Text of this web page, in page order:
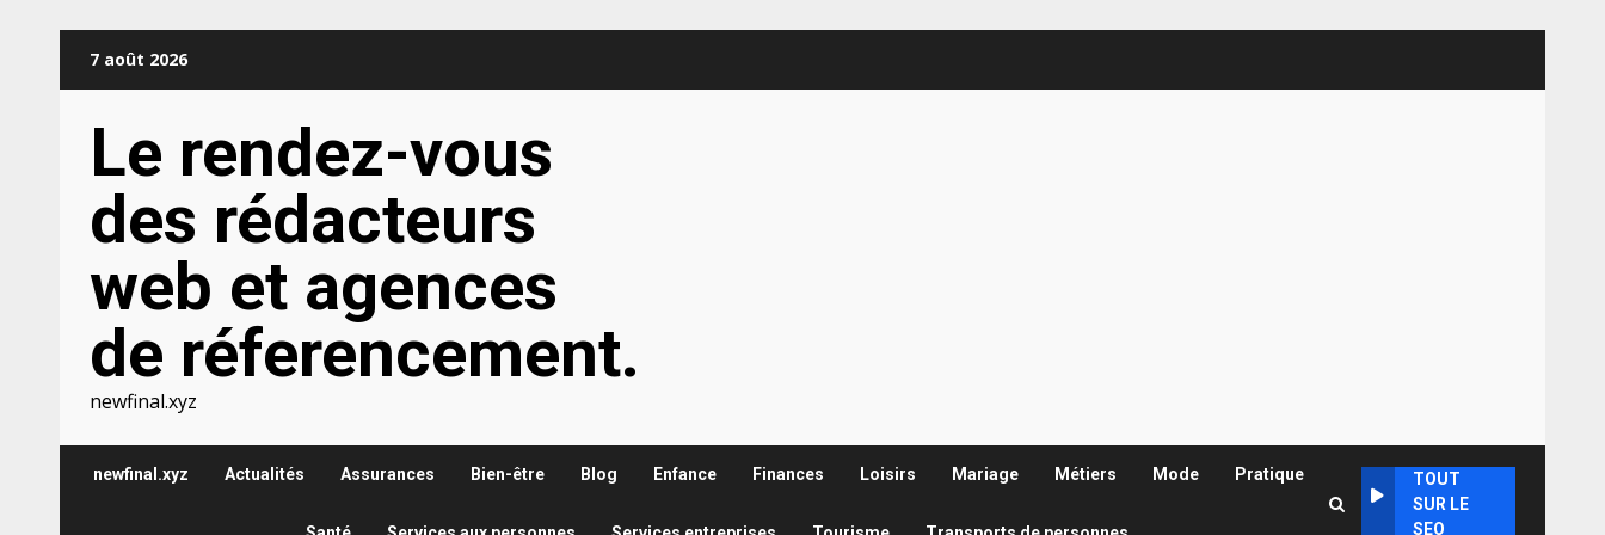
7 août 2026
Le rendez-vous
des rédacteurs
web et agences
de réferencement.
newfinal.xyz
newfinal.xyz Actualités Assurances Bien-être Blog Enfance Finances Loisirs Mariage Métiers Mode Pratique
TOUT
SUR LE
SEO